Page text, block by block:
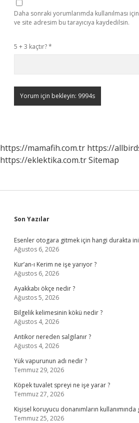
Daha sonraki yorumlarımda kullanılması
ve site adresim bu tarayıcıya kaydedilsin.
5 + 3 kaçtır?*
https://mamafih.com.tr https://
https://eklektika.com.trSitemap
Sidebar
Son Yazılar
Esenler otogara gitmek için hangi durakta
Ağustos 6, 2026
Kur’an-ı Kerim ne işe yarıyor ?
Ağustos 6, 2026
Ayakkabı ökçe nedir ?
Ağustos 5, 2026
Bilgelik kelimesinin kökü nedir ?
Ağustos 4, 2026
Antikor nereden salgılanır ?
Ağustos 4, 2026
Yük vapurunun adı nedir ?
Temmuz 29, 2026
Köpek tuvalet spreyi ne işe yarar ?
Temmuz 27, 2026
Kişisel koruyucu donanımların
Temmuz 25, 2026